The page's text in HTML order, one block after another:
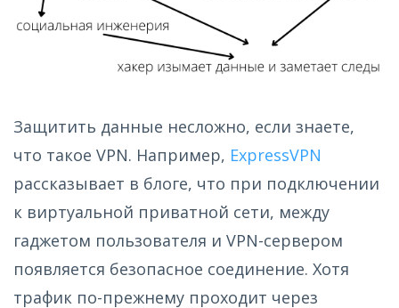
Защитить данные несложно, если знаете,
что такое VPN. Например, ExpressVPN
рассказывает в блоге, что при подключении
к виртуальной приватной сети, между
гаджетом пользователя и VPN-сервером
появляется безопасное соединение. Хотя
трафик по-прежнему проходит через